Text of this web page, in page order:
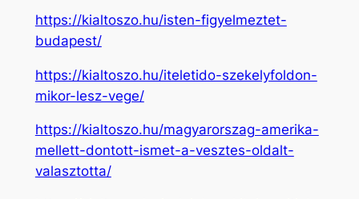
https://kialtoszo.hu/isten-figyelmeztet-
budapest/
https://kialtoszo.hu/iteletido-szekelyfoldon-
mikor-lesz-vege/
https://kialtoszo.hu/magyarorszag-amerika-
mellett-dontott-ismet-a-vesztes-oldalt-
valasztotta/